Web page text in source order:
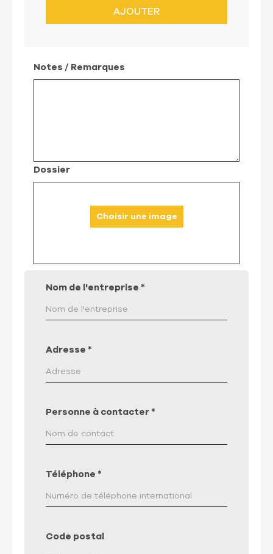
AJOUTER
Notes / Remarques
Dossier
Choisir une image
Nom de l'entreprise *
Adresse *
Personne à contacter *
Téléphone *
Code postal